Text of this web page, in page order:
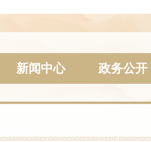
新闻中心 政务公开